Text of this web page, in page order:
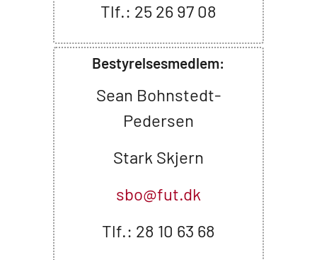
Tlf.: 25 26 97 08
Bestyrelsesmedlem:
Sean Bohnstedt-
Pedersen
Stark Skjern
sbo@fut.dk
Tlf.: 28 10 63 68